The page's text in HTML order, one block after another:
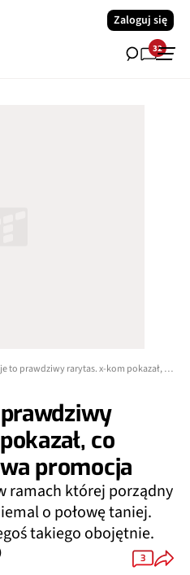
Zaloguj się
32
Takie okazje to prawdziwy rarytas. x-kom pokazał, co znaczy prawdziwa promocja
co
promocja
ramach której porządny
o połowę taniej.
takiego obojętnie.
3